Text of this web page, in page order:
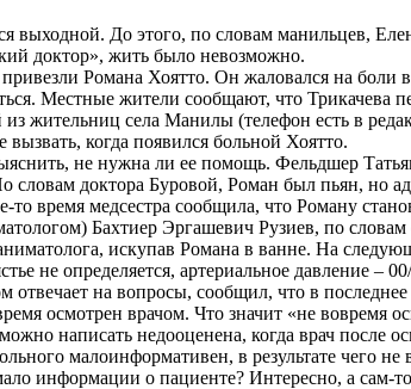
выходной. До этого, по словам манильцев,
доктор», жить было невозможно.
Романа Хоятто. Он жаловался на боли
Местные жители сообщают, что Трикачева
жительниц села Манилы (телефон есть в
вызвать, когда появился больной Хоятто.
не нужна ли ее помощь. Фельдшер
доктора Буровой, Роман был пьян, но
время медсестра сообщила, что Роману
Бахтиер Эргашевич Рузиев, по
искупав Романа в ванне. На
не определяется, артериальное давление –
на вопросы, сообщил, что в
осмотрен врачом. Что значит «не вовремя
написать недооценена, когда врач после
малоинформативен, в результате чего не
информации о пациенте? Интересно, а сам-